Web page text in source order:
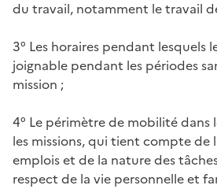
du travail, notamment le travail
3° Les horaires pendant lesquels
joignable pendant les périodes
mission ;
4° Le périmètre de mobilité
les missions, qui tient compte de
emplois et de la nature des
respect de la vie personnelle et